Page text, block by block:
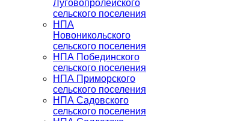
Луговопролейского
сельского поселения
НПА
Новоникольского
сельского поселения
НПА Побединского
сельского поселения
НПА Приморского
сельского поселения
НПА Садовского
сельского поселения